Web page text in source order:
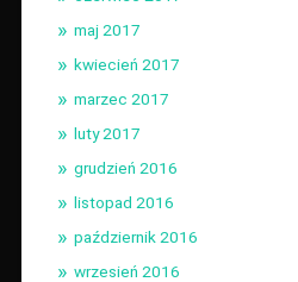
maj 2017
kwiecień 2017
marzec 2017
luty 2017
grudzień 2016
listopad 2016
październik 2016
wrzesień 2016